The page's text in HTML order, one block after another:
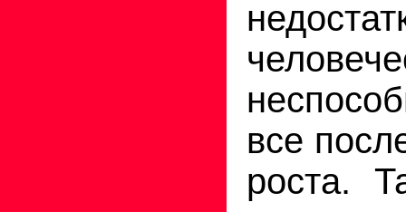
все
роста.